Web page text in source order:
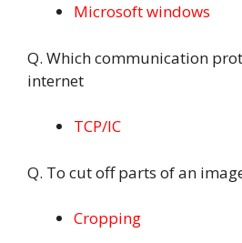
Microsoft windows
Q. Which communication
internet
TCP/IC
Q. To cut off parts of an
Cropping